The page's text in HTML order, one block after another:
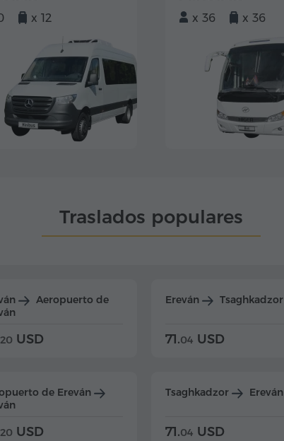
x 12 x 36 x 36
Traslados populares
Aeropuerto de
20 USD
de Ereván
20 USD
Ereván Tsaghkadzor
71.04 USD
Tsaghkadzor Ereván
71.04 USD